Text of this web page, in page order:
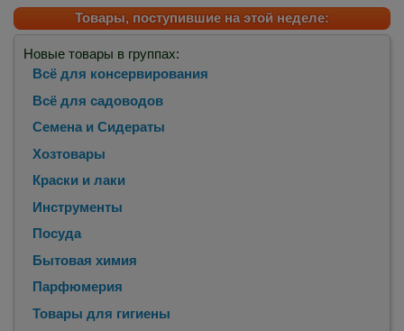
Товары, поступившие на этой неделе:
Новые товары в группах:
Всё для консервирования
Всё для садоводов
Семена и Сидераты
Хозтовары
Краски и лаки
Инструменты
Посуда
Бытовая химия
Парфюмерия
Товары для гигиены